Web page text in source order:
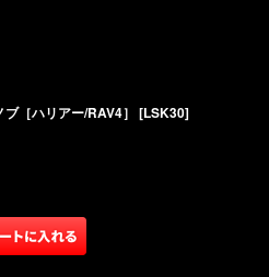
［ハリアー/RAV4］ [LSK30]